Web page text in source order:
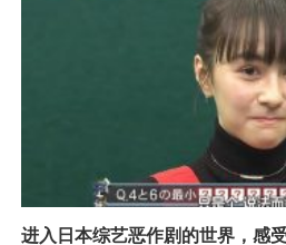
进入日本综艺恶作剧的世界，感